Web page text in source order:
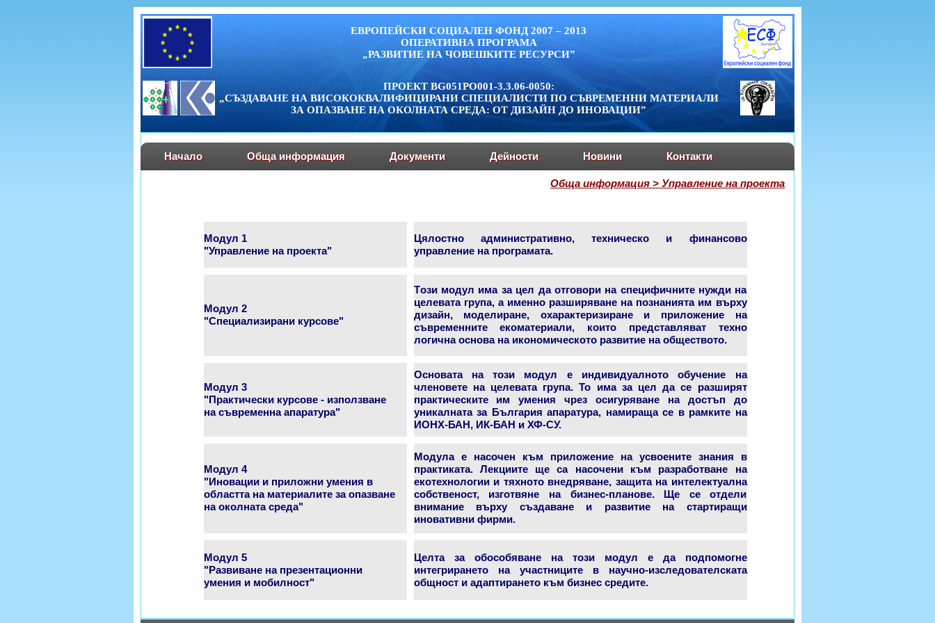
ЕВРОПЕЙСКИ СОЦИАЛЕН ФОНД 2007 – 2013
ОПЕРАТИВНА ПРОГРАМА
„РАЗВИТИЕ НА ЧОВЕШКИТЕ РЕСУРСИ”
ПРОЕКТ BG051PO001-3.3.06-0050:
„СЪЗДАВАНЕ НА ВИСОКОКВАЛИФИЦИРАНИ СПЕЦИАЛИСТИ ПО СЪВРЕМЕННИ МАТЕРИАЛИ
ЗА ОПАЗВАНЕ НА ОКОЛНАТА СРЕДА: ОТ ДИЗАЙН ДО ИНОВАЦИИ”
Начало Обща информация Документи Дейности Новини Контакти
Обща информация > Управление на проекта
Модул 1
"Управление на проекта"
Цялостно административно, техническо и финансово
управление на програмата.
Модул 2
"Специализирани курсове"
Tози модул има за цел да отговори на специфичните нужди на
целевата група, а именно разширяване на познанията им върху
дизайн, моделиране, охарактеризиране и приложение на
съвременните екоматериали, които представляват техно
логична основа на икономическото развитие на обществото.
Модул 3
"Практически курсове - използване
на съвременна апаратура"
Основата на този модул е индивидуалното обучение на
членовете на целевата група. То има за цел да се разширят
практическите им умения чрез осигуряване на достъп до
уникалната за България апаратура, намираща се в рамките на
ИОНХ-БАН, ИК-БАН и ХФ-СУ.
Модул 4
"Иновации и приложни умения в
областта на материалите за опaзване
на околната среда"
Модула е насочен към приложение на усвоените знания в
практиката. Лекциите ще са насочени към разработване на
екотехнологии и тяхното внедряване, защита на интелектуална
собственост, изготвяне на бизнес-планове. Ще се отдели
внимание върху създаване и развитие на стартиращи
иновативни фирми.
Модул 5
"Развиване на презентационни
умения и мобилност"
Целта за обособяване на този модул е да подпомогне
интегрирането на участниците в научно-изследователската
общност и адаптирането към бизнес средите.